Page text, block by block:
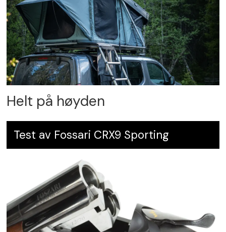
Helt på høyden
Test av Fossari CRX9 Sporting